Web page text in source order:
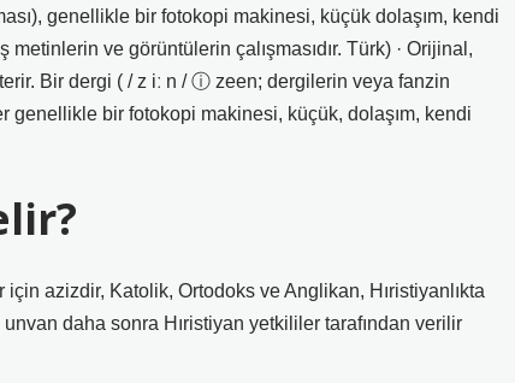
genellikle bir fotokopi makinesi, küçük dolaşım, kendi
ve görüntülerin çalışmasıdır. Türk) · Orijinal,
Bir dergi ( / z iː n / ⓘ zeen; dergilerin veya fanzin
genellikle bir fotokopi makinesi, küçük, dolaşım, kendi
için azizdir, Katolik, Ortodoks ve Anglikan, Hıristiyanlıkta
daha sonra Hıristiyan yetkililer tarafından verilir